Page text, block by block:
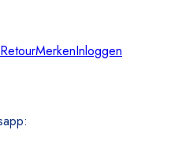
RetourMerkenInloggen